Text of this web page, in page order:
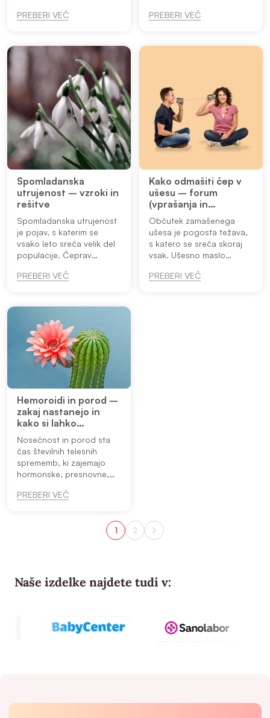
krastice na videz skrb
PREBERI VEČ
sprememb v sestavi
PREBERI VEČ
Spomladanska
utrujenost – vzroki in
rešitve
Spomladanska utrujenost
je pojav, s katerim se
vsako leto sreča velik del
populacije. Čeprav
povezujemo z več energije
PREBERI VEČ
Kako odmašiti čep v
ušesu – forum
(vprašanja in
odgovori)
Občutek zamašenega
ušesa je pogosta težava,
s katero se sreča skoraj
vsak. Ušesno maslo
prehlad, spremembe
PREBERI VEČ
Hemoroidi in porod –
zakaj nastanejo in
kako si lahko
pomagamo?
Nosečnost in porod sta
čas številnih telesnih
sprememb, ki zajemajo
hormonske, presnovne,
kardiovaskularne
PREBERI VEČ
Stran
1 Stran
2
Naše izdelke najdete tudi v: